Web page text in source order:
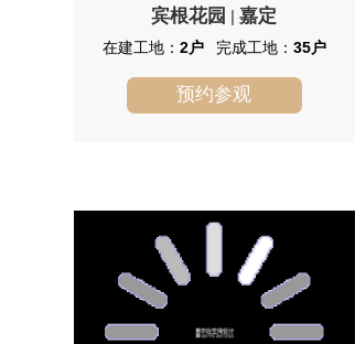
宾根花园
宾根花园 |嘉定
在建工地： 2户 完成工地： 35户
预约参观